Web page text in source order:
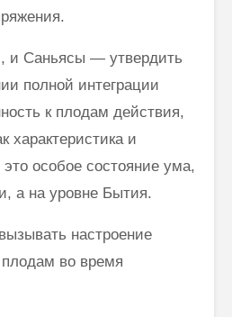
и Саньясы — утвердить
полной интеграции
к плодам действия,
характеристика и
особое состояние ума,
а на уровне Бытия.
настроение
плодам во время